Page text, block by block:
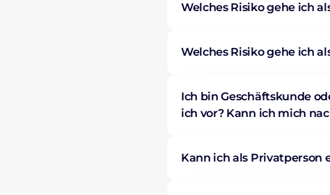
Welches Risiko gehe ich
Welches Risiko gehe ich
Ich bin Geschäftskunde
ich vor? Kann ich mich
Kann ich als Privatperson